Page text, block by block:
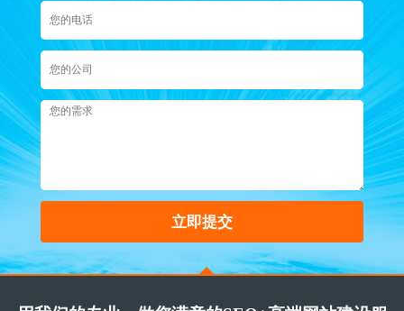
立即提交